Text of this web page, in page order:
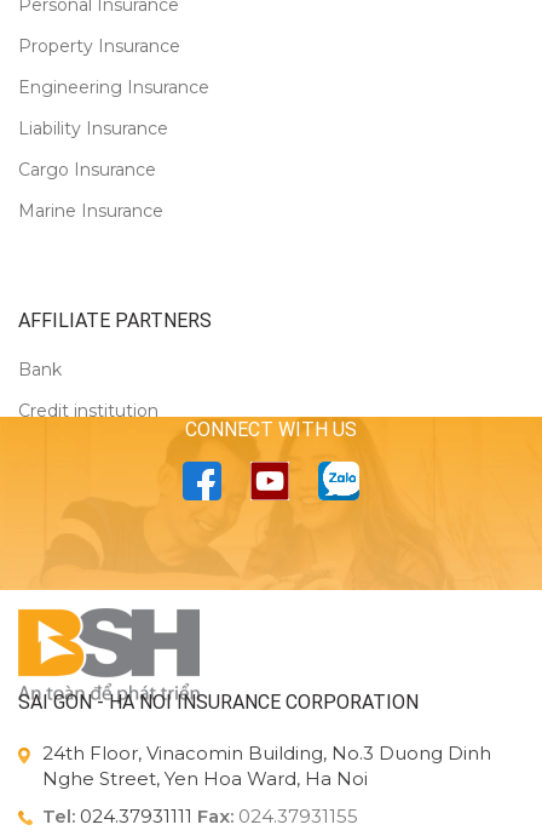
Personal Insurance
Property Insurance
Engineering Insurance
Liability Insurance
Cargo Insurance
Marine Insurance
AFFILIATE PARTNERS
Bank
Credit institution
SAI GON - HA NOI INSURANCE CORPORATION
24th Floor, Vinacomin Building, No.3 Duong Dinh
Nghe Street, Yen Hoa Ward, Ha Noi
Tel: 024.37931111 Fax: 024.37931155
CONNECT WITH US